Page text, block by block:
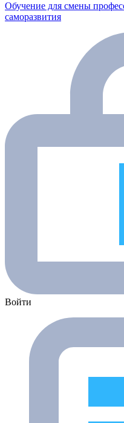
Обучение для смены
саморазвития
Войти